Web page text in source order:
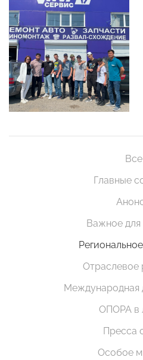
Все
Главные
Важное для
Отраслевое
Международная
ОПОРА в
Пресса
Особое